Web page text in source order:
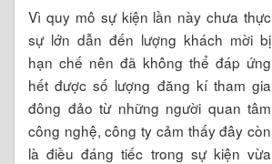
Vì quy mô sự kiện lần này chưa thực
sự lớn dẫn đến lượng khách mời bị
hạn chế nên đã không thể đáp ứng
hết được số lượng đăng kí tham gia
đông đảo từ những người quan tâm
công nghệ, công ty cảm thấy đây còn
là điều đáng tiếc trong sự kiện vừa